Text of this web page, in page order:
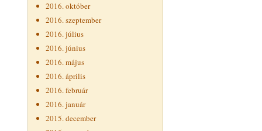
2016. október
2016. szeptember
2016. július
2016. június
2016. május
2016. április
2016. február
2016. január
2015. december